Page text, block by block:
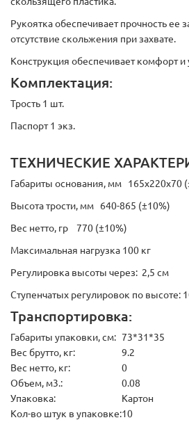
Рукоятка обеспечивает прочность ее
отсутствие скольжения при захвате.
Конструкция обеспечивает комфорт и
Комплектация:
Трость 1 шт.
Паспорт 1 экз.
ТЕХНИЧЕСКИЕ
Габариты основания, мм 165х220х70
Высота трости, мм 640-865 (±10%)
Вес нетто, гр 770 (±10%)
Максимальная нагрузка 100 кг
Регулировка высоты через: 2,5 см
Ступенчатых регулировок по высоте:
Транспортировка:
Габариты упаковки, см: 73*31*35
Вес брутто, кг:
9.2
Вес нетто, кг:
0
Объем, м3.:
0.08
Упаковка:
Картон
Кол-во штук в упаковке:10